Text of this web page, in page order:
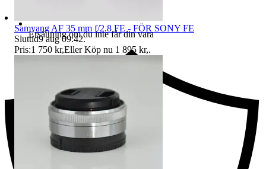
Ersättning om du inte får din vara
Samyang AF 35 mm f/2.8 FE - FÖR SONY FE
Sluttid9 aug 09:42.
Pris:1 750 kr,Eller Köp nu 1 895 kr,.